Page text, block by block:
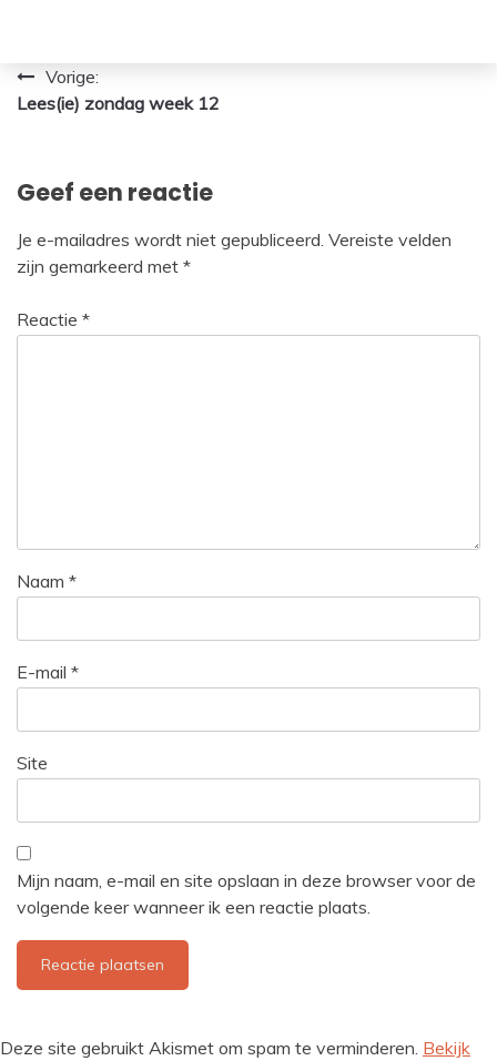
Bericht
navigatie
Vorige:
Lees(ie) zondag week 12
Geef een reactie
Je e-mailadres wordt niet gepubliceerd. Vereiste velden
zijn gemarkeerd met *
Reactie *
Naam *
E-mail *
Site
Mijn naam, e-mail en site opslaan in deze browser voor de
volgende keer wanneer ik een reactie plaats.
Deze site gebruikt Akismet om spam te verminderen. Bekijk